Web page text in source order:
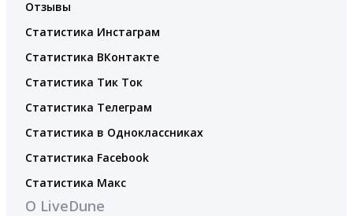
Отзывы
Статистика Инстаграм
Статистика ВКонтакте
Статистика Тик Ток
Статистика Телеграм
Статистика в Одноклассниках
Статистика Facebook
Статистика Макс
О LiveDune